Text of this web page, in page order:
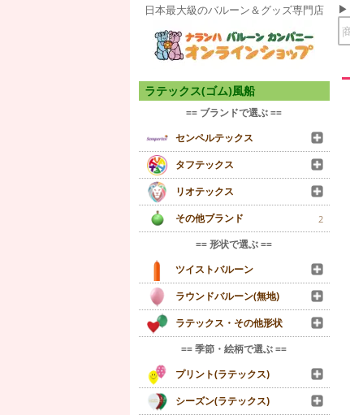
日本最大級のバルーン＆グッズ専門店
ラテックス(ゴム)風船
== ブランドで選ぶ ==
センペルテックス
タフテックス
リオテックス
その他ブランド
2
== 形状で選ぶ ==
ツイストバルーン
ラウンドバルーン(無地)
ラテックス・その他形状
== 季節・絵柄で選ぶ ==
プリント(ラテックス)
シーズン(ラテックス)